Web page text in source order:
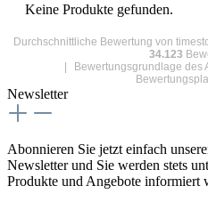
Keine Produkte gefunden.
Durchschnittliche Bewertung von
34.123
|
Bewertungsgrundlage des
Newsletter
Abonnieren Sie jetzt einfach
Newsletter und Sie werden stets
Produkte und Angebote informiert